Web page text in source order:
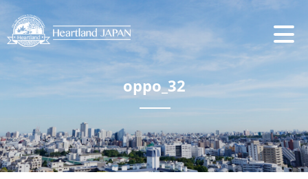
oppo_32